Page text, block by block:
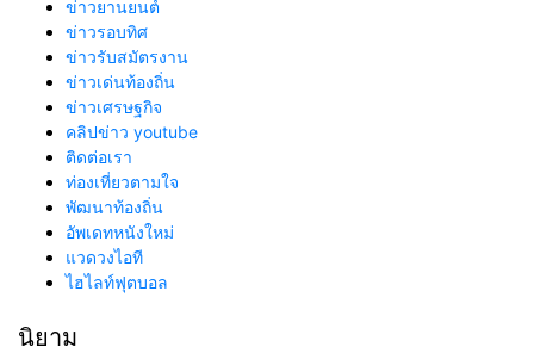
ข่าวยานยนต์
ข่าวรอบทิศ
ข่าวรับสมัตรงาน
ข่าวเด่นท้องถิ่น
ข่าวเศรษฐกิจ
คลิปข่าว youtube
ติดต่อเรา
ท่องเที่ยวตามใจ
พัฒนาท้องถิ่น
อัพเดทหนังใหม่
แวดวงไอที
ไฮไลท์ฟุตบอล
นิยาม